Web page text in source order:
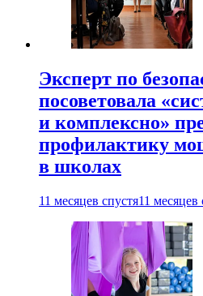
Эксперт по
посоветовала
и комплексно»
профилактику
в школах
11 месяцев спустя11 месяцев